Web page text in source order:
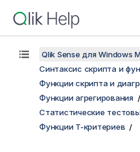
Qlik Sense для Windows
Синтаксис скрипта и
Функции скрипта и
Функции агрегирования
Статистические
Функции T-критериев